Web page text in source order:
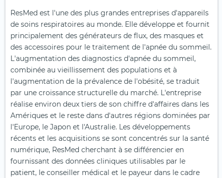
ResMed est l'une des plus grandes entreprises d'appareils
de soins respiratoires au monde. Elle développe et fournit
principalement des générateurs de flux, des masques et
des accessoires pour le traitement de l'apnée du sommeil.
L'augmentation des diagnostics d'apnée du sommeil,
combinée au vieillissement des populations et à
l'augmentation de la prévalence de l'obésité, se traduit
par une croissance structurelle du marché. L'entreprise
réalise environ deux tiers de son chiffre d'affaires dans les
Amériques et le reste dans d'autres régions dominées par
l'Europe, le Japon et l'Australie. Les développements
récents et les acquisitions se sont concentrés sur la santé
numérique, ResMed cherchant à se différencier en
fournissant des données cliniques utilisables par le
patient, le conseiller médical et le payeur dans le cadre